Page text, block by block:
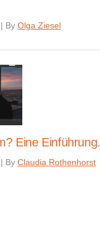
| By Olga Ziesel
Eine Einführung.
| By Claudia Rothenhorst